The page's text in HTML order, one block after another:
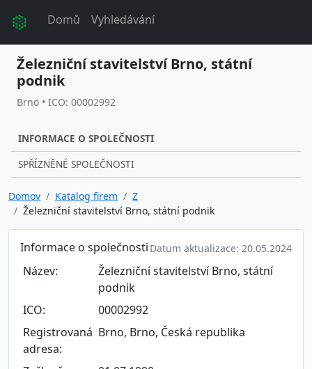
Domů Vyhledávání
Železniční stavitelství Brno, státní
podnik
Brno • ICO: 00002992
INFORMACE O SPOLEČNOSTI
SPŘÍZNĚNÉ SPOLEČNOSTI
Domov Katalog firem
Z
Železniční stavitelství Brno, státní podnik
Informace o společnosti Datum aktualizace: 20.05.2024
Název:
Železniční stavitelství Brno, státní
podnik
ICO:
00002992
Registrovaná
adresa:
Brno, Brno, Česká republika